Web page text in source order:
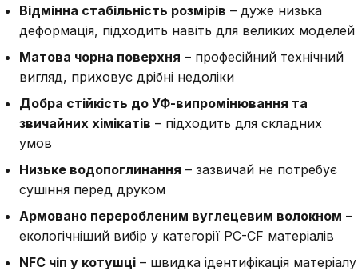
Відмінна стабільність розмірів – дуже низька
деформація, підходить навіть для великих моделей
Матова чорна поверхня – професійний технічний
вигляд, приховує дрібні недоліки
Добра стійкість до УФ-випромінювання та
звичайних хімікатів – підходить для складних
умов
Низьке водопоглинання – зазвичай не потребує
сушіння перед друком
Армовано переробленим вуглецевим волокном –
екологічніший вибір у категорії PC-CF матеріалів
NFC чіп у котушці – швидка ідентифікація матеріалу